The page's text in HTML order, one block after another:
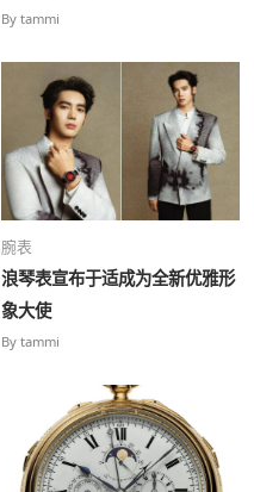
By tammi
腕表
浪琴表宣布于适成为全新优雅形
象大使
By tammi